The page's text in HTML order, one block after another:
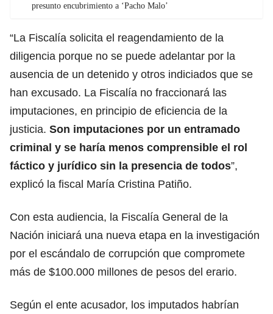
presunto encubrimiento a ‘Pacho Malo’
“La Fiscalía solicita el reagendamiento de la
diligencia porque no se puede adelantar por la
ausencia de un detenido y otros indiciados que se
han excusado. La Fiscalía no fraccionará las
imputaciones, en principio de eficiencia de la
justicia. Son imputaciones por un entramado
criminal y se haría menos comprensible el rol
fáctico y jurídico sin la presencia de todos”,
explicó la fiscal María Cristina Patiño.
Con esta audiencia, la Fiscalía General de la
Nación iniciará una nueva etapa en la investigación
por el escándalo de corrupción que compromete
más de $100.000 millones de pesos del erario.
Según el ente acusador, los imputados habrían